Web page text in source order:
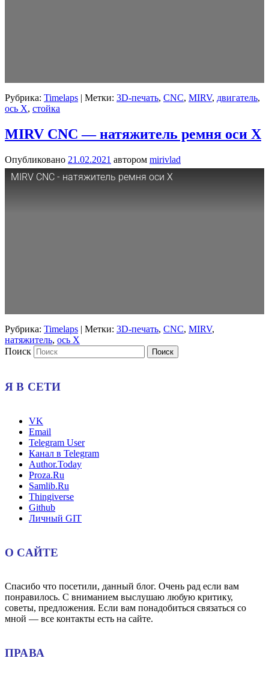
Рубрика: Timelaps | Метки: 3D-печать, CNC, MIRV, двигатель,
ось X, стойка
MIRV CNC — натяжитель ремня оси X
Опубликовано 21.02.2021 автором mirivlad
MIRV CNC - натяжитель ремня оси X
Рубрика: Timelaps | Метки: 3D-печать, CNC, MIRV,
натяжитель, ось X
Поиск
Я В СЕТИ
VK
Email
Telegram User
Канал в Telegram
Author.Today
Proza.Ru
Samlib.Ru
Thingiverse
Github
Личный GIT
О САЙТЕ
Спасибо что посетили, данный блог. Очень рад если вам
понравилось. С вниманием выслушаю любую критику,
советы, предложения. Если вам понадобиться связаться со
мной — все контакты есть на сайте.
ПРАВА